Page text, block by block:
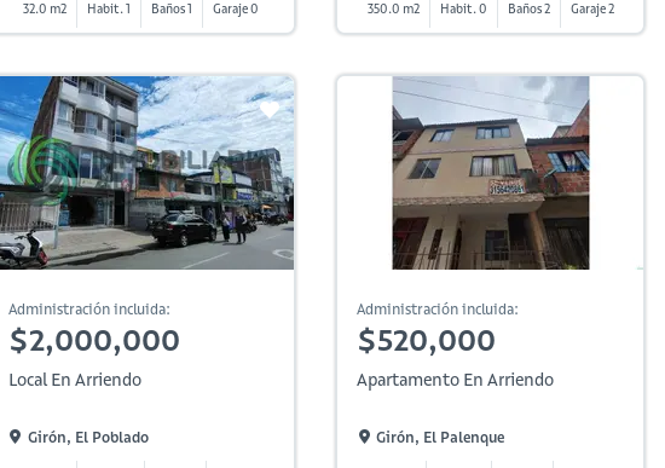
32.0 m2 Habit. 1 Baños 1 Garaje 0 350.0 m2 Habit. 0 Baños 2 Garaje 2
Administración incluida:
$2,000,000
Local En Arriendo
Girón, El Poblado
Administración incluida:
$520,000
Apartamento En Arriendo
Girón, El Palenque